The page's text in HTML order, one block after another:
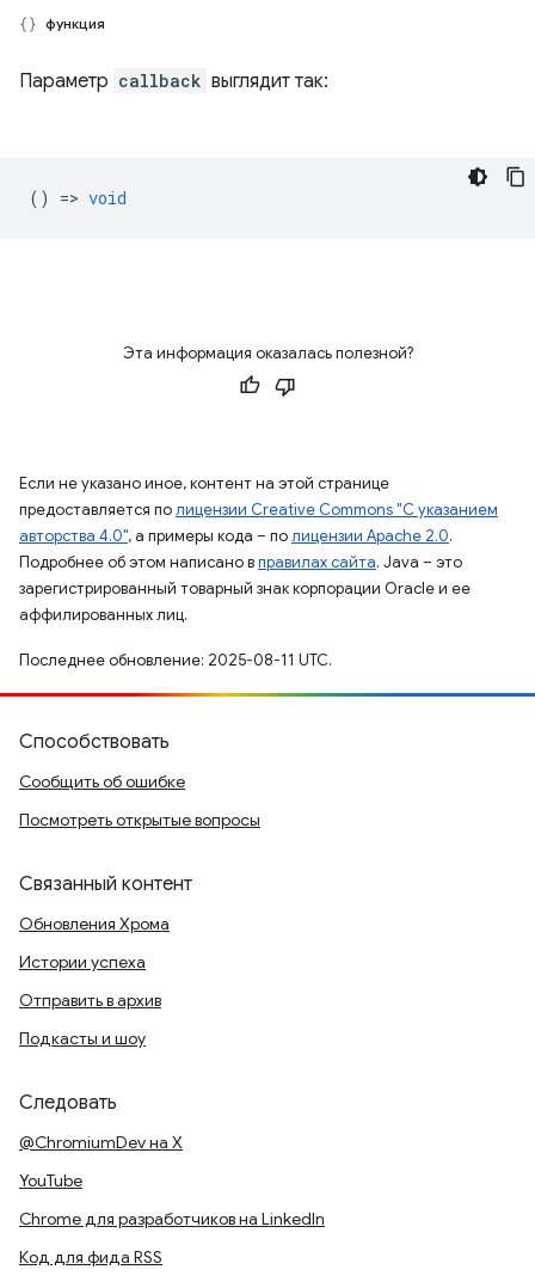
функция
Параметр callback выглядит так:
() => void
Эта информация оказалась полезной?
Если не указано иное, контент на этой странице
предоставляется полицензии Creative Commons "С указанием
авторства 4.0", а примеры кода – полицензии Apache 2.0.
Подробнее об этом написано вправилах сайта. Java – это
зарегистрированный товарный знак корпорации Oracle и ее
аффилированных лиц.
Последнее обновление: 2025-08-11 UTC.
Способствовать
Сообщить об ошибке
Посмотреть открытые вопросы
Связанный контент
Обновления Хрома
Истории успеха
Отправить в архив
Подкасты и шоу
Следовать
@ChromiumDev на X
YouTube
Chrome для разработчиков на LinkedIn
Код для фида RSS